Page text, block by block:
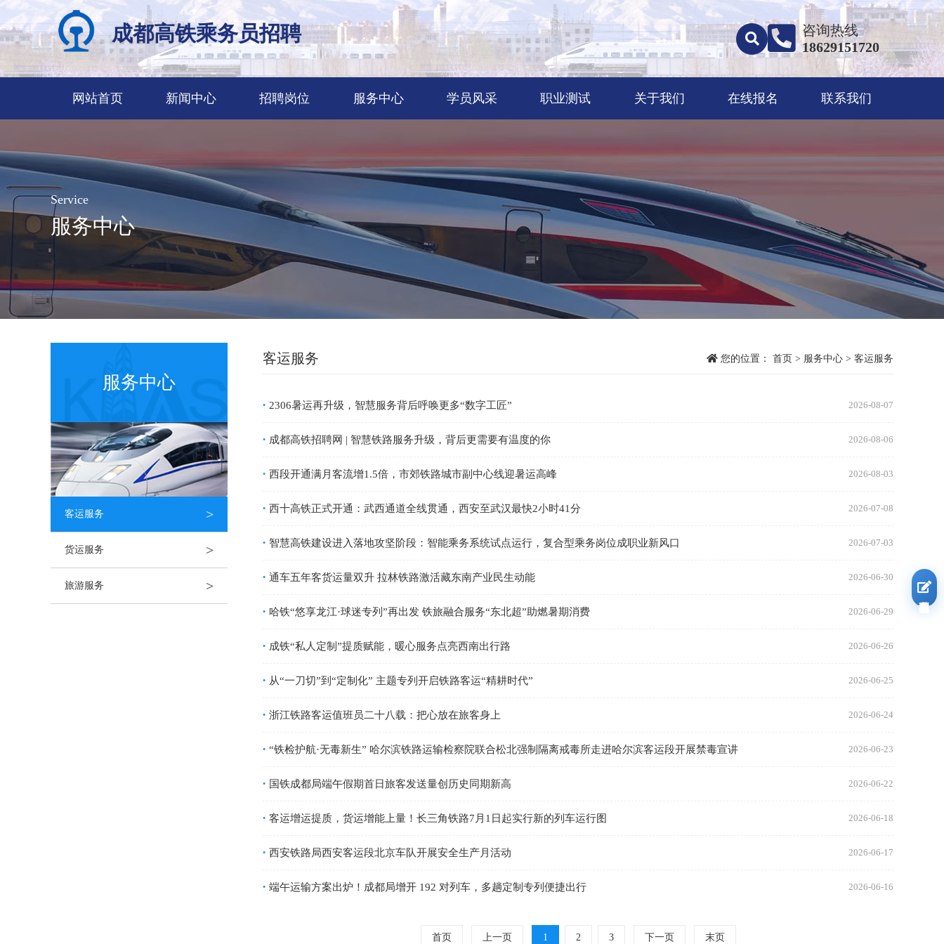
成都高铁乘务员招聘
咨询热线
18629151720
网站首页 新闻中心 招聘岗位 服务中心 学员风采 职业测试 关于我们 在线报名 联系我们
Service
服务中心
服务中心
客运服务 >
货运服务 >
旅游服务 >
客运服务 您的位置： 首页 > 服务中心 > 客运服务
• 2306暑运再升级，智慧服务背后呼唤更多“数字工匠” 2026-08-07
• 成都高铁招聘网 | 智慧铁路服务升级，背后更需要有温度的你 2026-08-06
• 西段开通满月客流增1.5倍，市郊铁路城市副中心线迎暑运高峰 2026-08-03
• 西十高铁正式开通：武西通道全线贯通，西安至武汉最快2小时41分 2026-07-08
• 智慧高铁建设进入落地攻坚阶段：智能乘务系统试点运行，复合型乘务岗位成职业新风口 2026-07-03
• 通车五年客货运量双升 拉林铁路激活藏东南产业民生动能 2026-06-30
• 哈铁“悠享龙江·球迷专列”再出发 铁旅融合服务“东北超”助燃暑期消费 2026-06-29
• 成铁“私人定制”提质赋能，暖心服务点亮西南出行路 2026-06-26
• 从“一刀切”到“定制化” 主题专列开启铁路客运“精耕时代” 2026-06-25
• 浙江铁路客运值班员二十八载：把心放在旅客身上 2026-06-24
• “铁检护航·无毒新生” 哈尔滨铁路运输检察院联合松北强制隔离戒毒所走进哈尔滨客运段开展禁毒宣讲 2026-06-23
• 国铁成都局端午假期首日旅客发送量创历史同期新高 2026-06-22
• 客运增运提质，货运增能上量！长三角铁路7月1日起实行新的列车运行图 2026-06-18
• 西安铁路局西安客运段北京车队开展安全生产月活动 2026-06-17
• 端午运输方案出炉！成都局增开 192 对列车，多趟定制专列便捷出行 2026-06-16
首页 上一页 1 2 3 下一页 末页
我要报名